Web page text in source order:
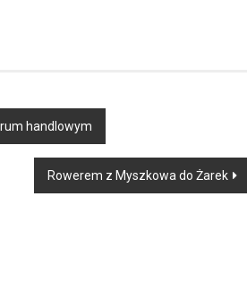
handlowym
Rowerem z Myszkowa do Żarek